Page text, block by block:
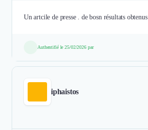
Un artcile de presse . de bosn résultats obtenus
Authentifié le 25/02/2026 par
iphaistos